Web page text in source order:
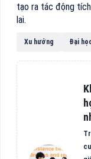
tạo ra tác động
lai.
Xu hướng Đại